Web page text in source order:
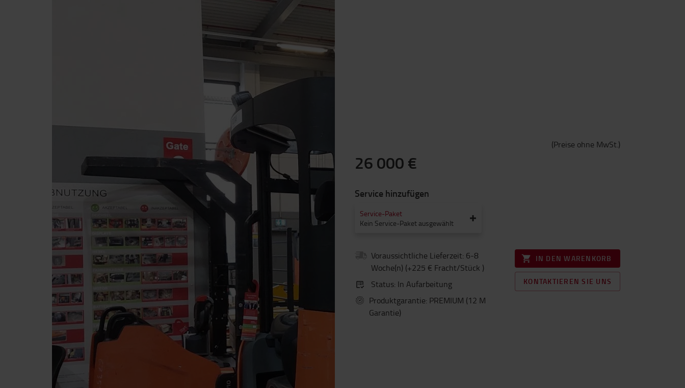
(Preise ohne MwSt.)
26 000 €
Service hinzufügen
Service-Paket
Kein Service-Paket ausgewählt
Voraussichtliche Lieferzeit: 6-8
Woche(n) (+225 € Fracht/Stück )
Status: In Aufarbeitung
Produktgarantie: PREMIUM (12 M
Garantie)
IN DEN WARENKORB
KONTAKTIEREN SIE UNS